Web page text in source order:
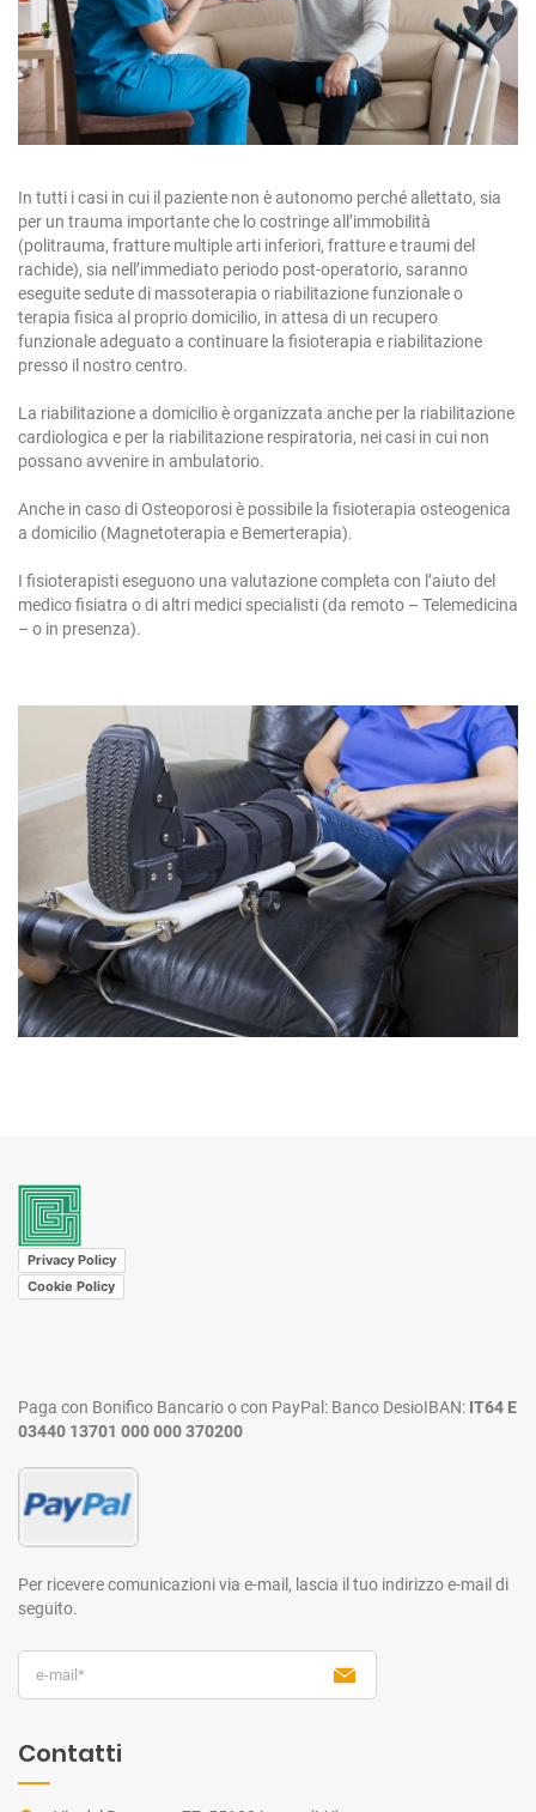
In tutti i casi in cui il paziente non è autonomo perché allettato, sia
per un trauma importante che lo costringe all’immobilità
(politrauma, fratture multiple arti inferiori, fratture e traumi del
rachide), sia nell’immediato periodo post-operatorio, saranno
eseguite sedute di massoterapia o riabilitazione funzionale o
terapia fisica al proprio domicilio, in attesa di un recupero
funzionale adeguato a continuare la fisioterapia e riabilitazione
presso il nostro centro.
La riabilitazione a domicilio è organizzata anche per la riabilitazione
cardiologica e per la riabilitazione respiratoria, nei casi in cui non
possano avvenire in ambulatorio.
Anche in caso di Osteoporosi è possibile la fisioterapia osteogenica
a domicilio (Magnetoterapia e Bemerterapia).
I fisioterapisti eseguono una valutazione completa con l’aiuto del
medico fisiatra o di altri medici specialisti (da remoto – Telemedicina
– o in presenza).
Privacy Policy
Cookie Policy
Paga con Bonifico Bancario o con PayPal: Banco DesioIBAN: IT64 E
03440 13701 000 000 370200
Per ricevere comunicazioni via e-mail, lascia il tuo indirizzo e-mail di
seguito.
Contatti